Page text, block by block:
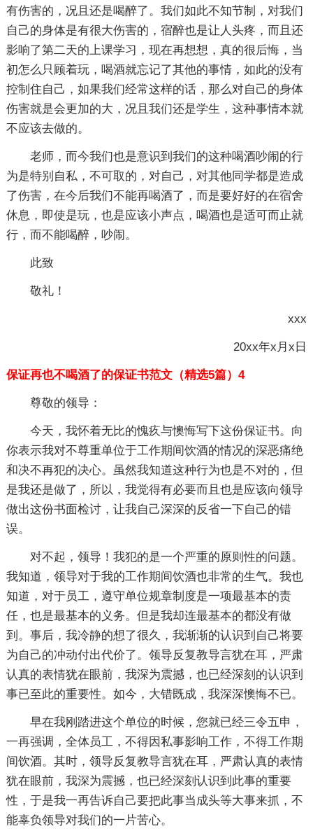
有伤害的，况且还是喝醉了。我们如此不知节制，对我们
自己的身体是有很大伤害的，宿醉也是让人头疼，而且还
影响了第二天的上课学习，现在再想想，真的很后悔，当
初怎么只顾着玩，喝酒就忘记了其他的事情，如此的没有
控制住自己，如果我们经常这样的话，那么对自己的身体
伤害就是会更加的大，况且我们还是学生，这种事情本就
不应该去做的。
老师，而今我们也是意识到我们的这种喝酒吵闹的行
为是特别自私，不可取的，对自己，对其他同学都是造成
了伤害，在今后我们不能再喝酒了，而是要好好的在宿舍
休息，即使是玩，也是应该小声点，喝酒也是适可而止就
行，而不能喝醉，吵闹。
此致
敬礼！
xxx
20xx年x月x日
保证再也不喝酒了的保证书范文（精选5篇）4
尊敬的领导：
今天，我怀着无比的愧疚与懊悔写下这份保证书。向
你表示我对不尊重单位于工作期间饮酒的情况的深恶痛绝
和决不再犯的决心。虽然我知道这种行为也是不对的，但
是我还是做了，所以，我觉得有必要而且也是应该向领导
做出这份书面检讨，让我自己深深的反省一下自己的错
误。
对不起，领导！我犯的是一个严重的原则性的问题。
我知道，领导对于我的工作期间饮酒也非常的生气。我也
知道，对于员工，遵守单位规章制度是一项最基本的责
任，也是最基本的义务。但是我却连最基本的都没有做
到。事后，我冷静的想了很久，我渐渐的认识到自己将要
为自己的冲动付出代价了。领导反复教导言犹在耳，严肃
认真的表情犹在眼前，我深为震撼，也已经深刻的认识到
事已至此的重要性。如今，大错既成，我深深懊悔不已。
早在我刚踏进这个单位的时候，您就已经三令五申，
一再强调，全体员工，不得因私事影响工作，不得工作期
间饮酒。其时，领导反复教导言犹在耳，严肃认真的表情
犹在眼前，我深为震撼，也已经深刻认识到此事的重要
性，于是我一再告诉自己要把此事当成头等大事来抓，不
能辜负领导对我们的一片苦心。